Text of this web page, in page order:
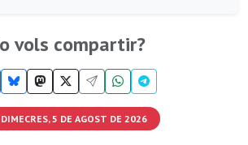
vols compartir?
DIMECRES, 5 DE AGOST DE 2026